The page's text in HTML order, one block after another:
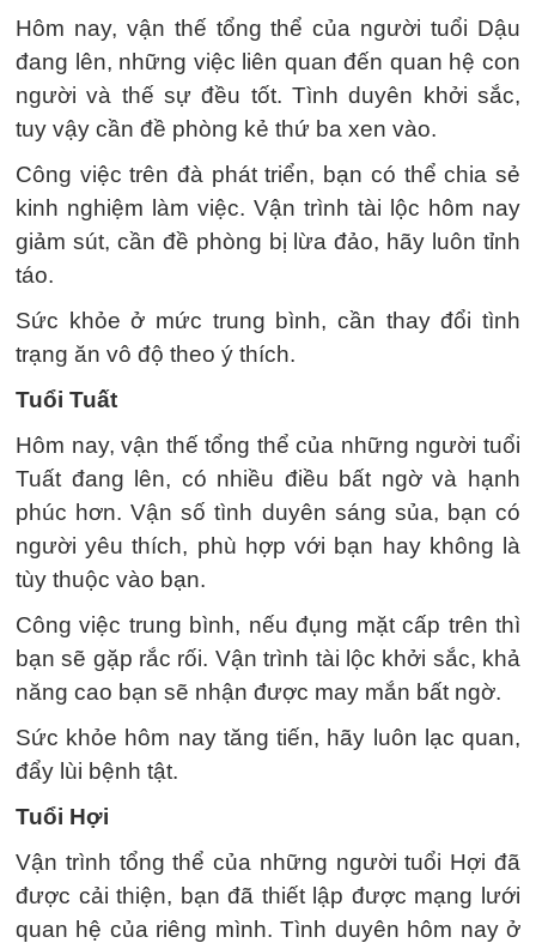
Hôm nay, vận thế tổng thể của người tuổi Dậu
đang lên, những việc liên quan đến quan hệ con
người và thế sự đều tốt. Tình duyên khởi sắc,
tuy vậy cần đề phòng kẻ thứ ba xen vào.
Công việc trên đà phát triển, bạn có thể chia sẻ
kinh nghiệm làm việc. Vận trình tài lộc hôm nay
giảm sút, cần đề phòng bị lừa đảo, hãy luôn tỉnh
táo.
Sức khỏe ở mức trung bình, cần thay đổi tình
trạng ăn vô độ theo ý thích.
Tuổi Tuất
Hôm nay, vận thế tổng thể của những người tuổi
Tuất đang lên, có nhiều điều bất ngờ và hạnh
phúc hơn. Vận số tình duyên sáng sủa, bạn có
người yêu thích, phù hợp với bạn hay không là
tùy thuộc vào bạn.
Công việc trung bình, nếu đụng mặt cấp trên thì
bạn sẽ gặp rắc rối. Vận trình tài lộc khởi sắc, khả
năng cao bạn sẽ nhận được may mắn bất ngờ.
Sức khỏe hôm nay tăng tiến, hãy luôn lạc quan,
đẩy lùi bệnh tật.
Tuổi Hợi
Vận trình tổng thể của những người tuổi Hợi đã
được cải thiện, bạn đã thiết lập được mạng lưới
quan hệ của riêng mình. Tình duyên hôm nay ở